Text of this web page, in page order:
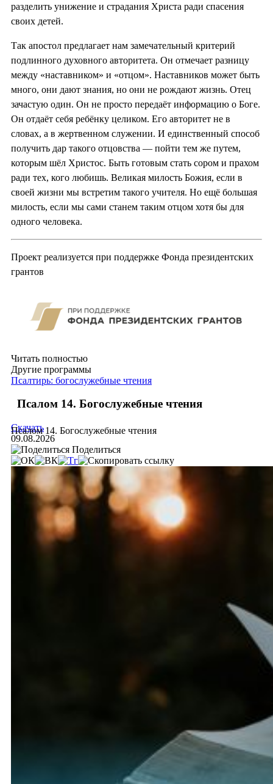
разделить унижение и страдания Христа ради спасения
своих детей.
Так апостол предлагает нам замечательный критерий
подлинного духовного авторитета. Он отмечает разницу
между «наставником» и «отцом». Наставников может быть
много, они дают знания, но они не рождают жизнь. Отец
зачастую один. Он не просто передаёт информацию о Боге.
Он отдаёт себя ребёнку целиком. Его авторитет не в
словах, а в жертвенном служении. И единственный способ
получить дар такого отцовства — пойти тем же путем,
которым шёл Христос. Быть готовым стать сором и прахом
ради тех, кого любишь. Великая милость Божия, если в
своей жизни мы встретим такого учителя. Но ещё большая
милость, если мы сами станем таким отцом хотя бы для
одного человека.
Проект реализуется при поддержке Фонда президентских
грантов
Читать полностью
Другие программы
Псалтирь: богослужебные чтения
Псалом 14. Богослужебные чтения
Псалом 14. Богослужебные чтения
Скачать
09.08.2026
Поделиться